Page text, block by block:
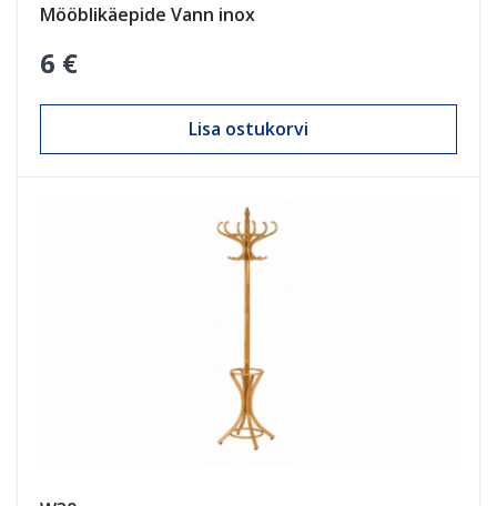
Mööblikäepide Vann inox
6 €
Lisa ostukorvi